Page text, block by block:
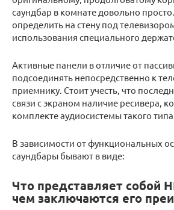
саундбар в комнате довольно
определить на стену под
использования специального
Активные панели в отличие от
подсоединять непосредственно к
приемнику. Стоит учесть, что
связи с экраном наличие ресивера,
комплекте аудиосистемы такого типа.
В зависимости от функциональных
саундбары бывают в виде:
Что представляет собой
чем заключаются его